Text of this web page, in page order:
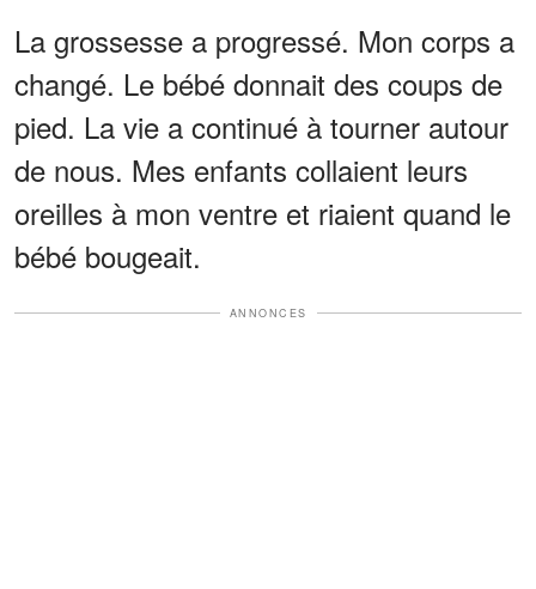
La grossesse a progressé. Mon corps a
changé. Le bébé donnait des coups de
pied. La vie a continué à tourner autour
de nous. Mes enfants collaient leurs
oreilles à mon ventre et riaient quand le
bébé bougeait.
ANNONCES